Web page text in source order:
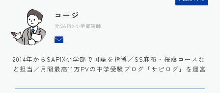
コージ
元SAPIX小学部講師
2014年からSAPIX小学部で国語を指導／SS麻布・桜蔭コースな
ど担当／月間最高11万PVの中学受験ブログ「サピログ」を運営